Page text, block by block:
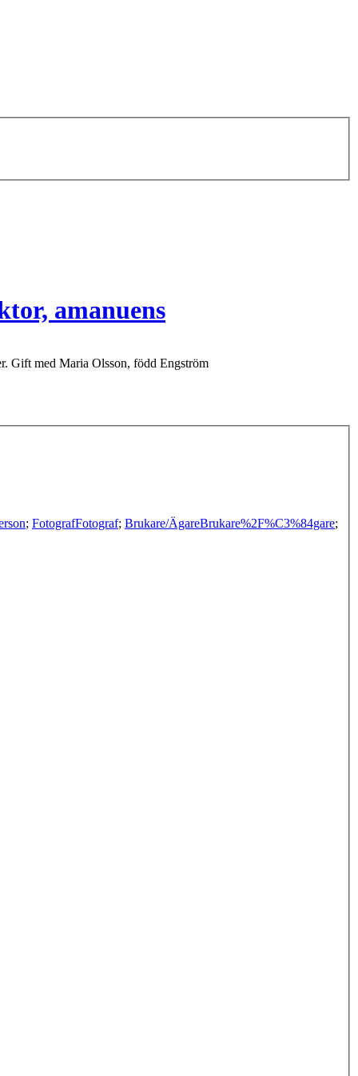
amanuens
Gift med Maria Olsson, född Engström
; FotografFotograf; Brukare/ÄgareBrukare%2F%C3%84gare;